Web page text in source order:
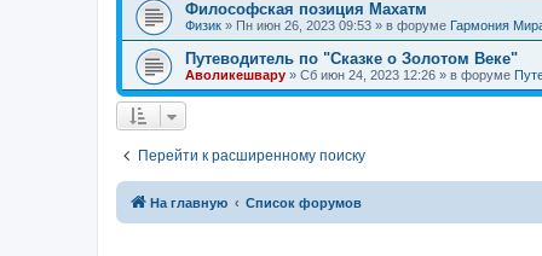
Философская позиция Махатм
Физик » Пн июн 26, 2023 09:53 » в форуме Гармония
Путеводитель по "Сказке о Золотом Веке"
Аволикешвару » Сб июн 24, 2023 12:26 » в форуме
Перейти к расширенному поиску
На главную Список форумов